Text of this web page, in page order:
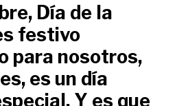
Día de la
festivo
para nosotros,
es un día
Y es que